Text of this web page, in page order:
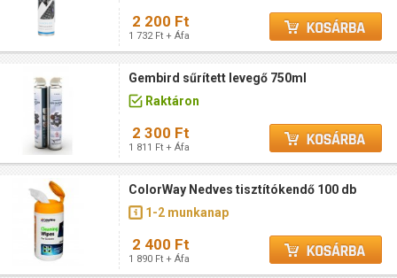
2 200 Ft
1 732 Ft + Áfa
Gembird sűrített levegő 750ml
Raktáron
2 300 Ft
1 811 Ft + Áfa
ColorWay Nedves tisztítókendő 100 db
1-2 munkanap
2 400 Ft
1 890 Ft + Áfa